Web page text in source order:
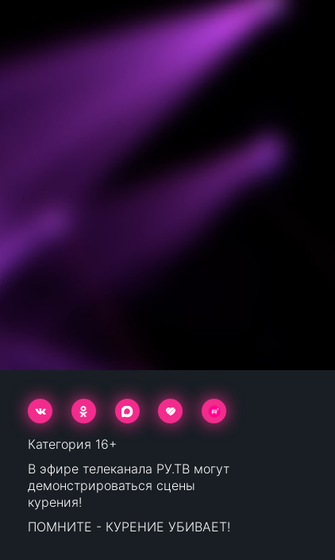
Категория 16+
В эфире телеканала РУ.ТВ могут
демонстрироваться сцены
курения!
ПОМНИТЕ - КУРЕНИЕ УБИВАЕТ!